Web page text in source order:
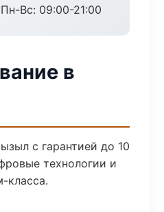
Пн-Вс: 09:00-21:00
в
с гарантией до 10
технологии и
класса.